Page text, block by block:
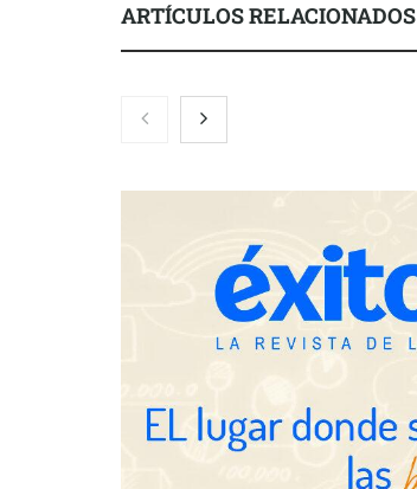
ARTÍCULOS RELACIONADOS
Brisas del Estrecho abastece a la
hostelería de Sevilla conectando